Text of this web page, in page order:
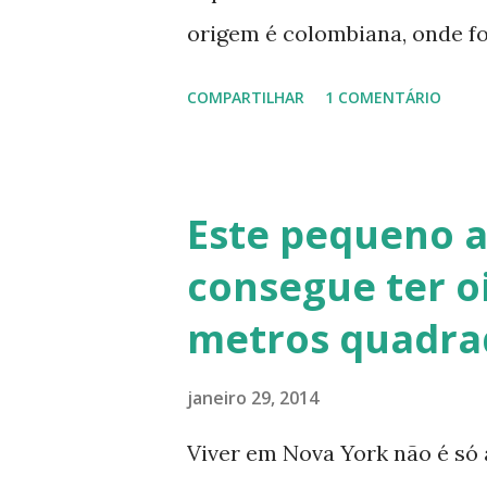
origem é colombiana, onde
vários usos: revestimentos
de terra), relevos artísticos,
Fonte: http://
COMPARTILHAR 1 COMENTÁRIO
Este pequeno
consegue ter
metros
janeiro 29, 2014
Viver em Nova York não é